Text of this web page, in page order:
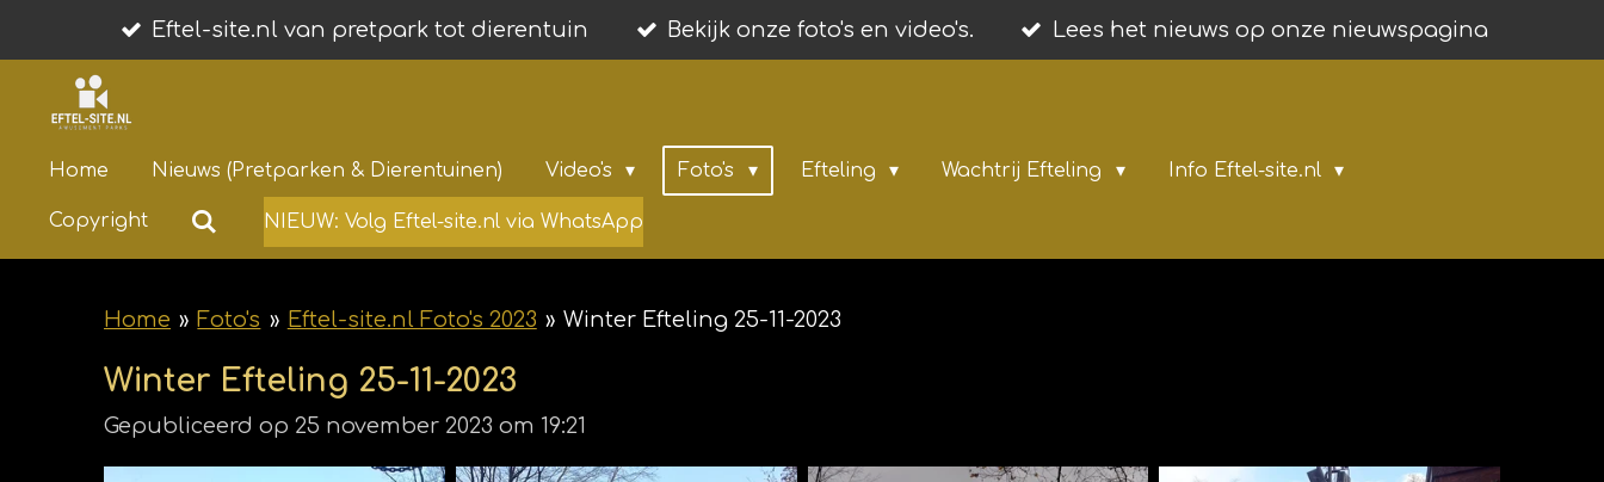
hoofdinhoud
Eftel-site.nl van pretpark tot dierentuin Bekijk onze foto's en video's. Lees het nieuws op onze nieuwspagina
Home Nieuws (Pretparken & Dierentuinen) Video's Foto's Efteling Wachtrij Efteling Info Eftel-site.nl
Copyright NIEUW: Volg Eftel-site.nl via WhatsApp
Home » Foto's » Eftel-site.nl Foto's 2023 » Winter Efteling 25-11-2023
Winter Efteling 25-11-2023
Gepubliceerd op 25 november 2023 om 19:21